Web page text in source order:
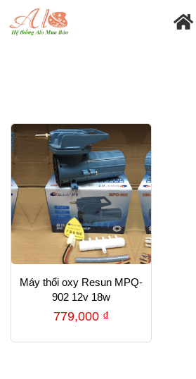
Máy thổi oxy Resun MPQ-
902 12v 18w
779,000 ₫